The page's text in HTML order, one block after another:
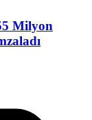
Milyon